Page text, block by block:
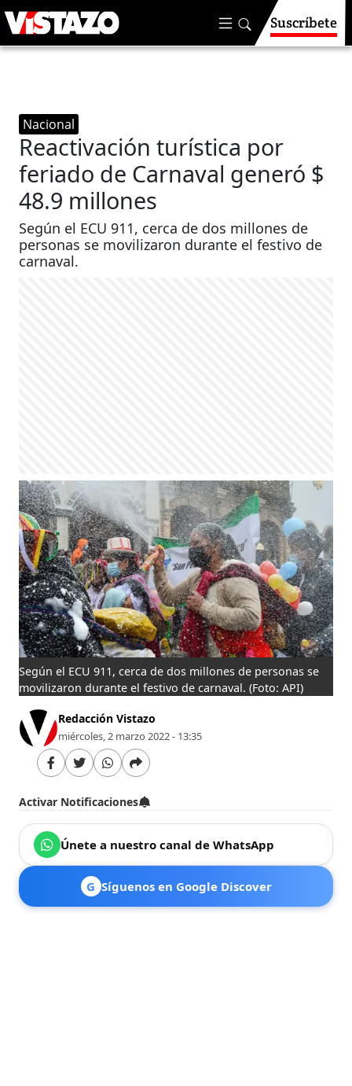
Suscríbete
Nacional
Reactivación turística por
feriado de Carnaval generó $
48.9 millones
Según el ECU 911, cerca de dos millones de
personas se movilizaron durante el festivo de
carnaval.
Según el ECU 911, cerca de dos millones de personas se
movilizaron durante el festivo de carnaval. (Foto: API)
Redacción Vistazo
miércoles, 2 marzo 2022 - 13:35
Activar Notificaciones
Únete a nuestro canal de WhatsApp
G Síguenos en Google Discover